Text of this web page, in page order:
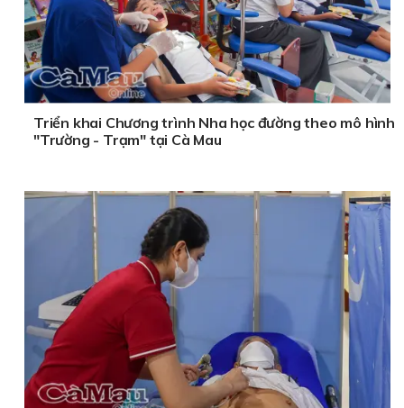
Triển khai Chương trình Nha học đường theo mô hình
"Trường - Trạm" tại Cà Mau